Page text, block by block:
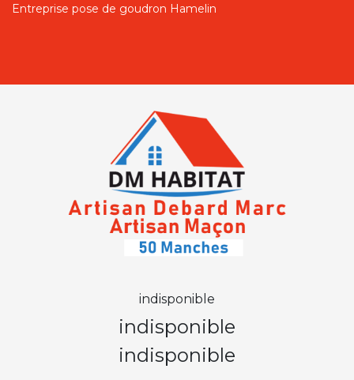
Entreprise pose de goudron Hamelin
indisponible
indisponible
indisponible